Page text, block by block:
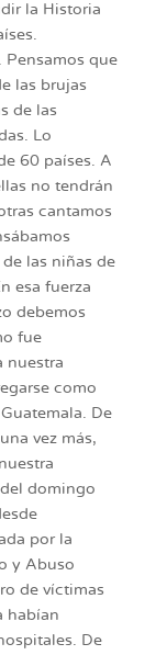
la Historia
Pensamos que
las brujas
de las
Lo
60 países. A
no tendrán
cantamos
las niñas de
esa fuerza
debemos
fue
nuestra
como
De
vez más,
domingo
por la
y Abuso
de víctimas
habían
De